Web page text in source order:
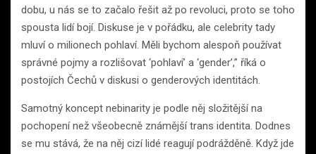
dobu, u nás se to začalo řešit až po revoluci, proto se toho
spousta lidí bojí. Diskuse je v pořádku, ale celebrity tady
mluví o milionech pohlaví. Měli bychom alespoň používat
správné pojmy a rozlišovat ‘pohlaví’ a ‘gender’,” říká o
postojích Čechů v diskusi o genderových identitách.
Samotný koncept nebinarity je podle něj složitější na
pochopení než všeobecně známější trans identita. Dodnes
se mu stává, že na něj cizí lidé reagují podrážděně. Když jde